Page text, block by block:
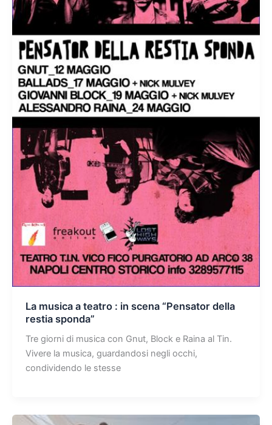
La musica a teatro : in scena “Pensator della
restia sponda”
Tre giorni di musica con Gnut, Block e Raina al Tin.
Vivere la musica, guardandosi negli occhi,
condividendo le stesse